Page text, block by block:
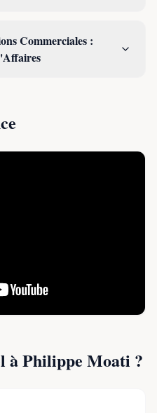
Panthéon-
Sorbonne en
recherches
a été fondatrice pour sa
et sociaux.
du Laboratoire Dynamiques
Espaces (LADYSS). Il y a
Commerciales :
àPhilippe Moati ?